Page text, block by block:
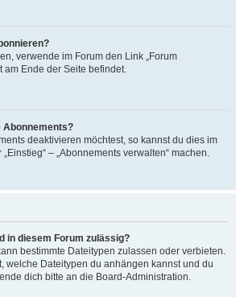
verwende im Forum den Link „Forum
am Ende der Seite befindet.
Abonnements?
deaktivieren möchtest, so kannst du dies im
– „Abonnements verwalten“ machen.
in diesem Forum zulässig?
bestimmte Dateitypen zulassen oder verbieten.
welche Dateitypen du anhängen kannst und du
dich bitte an die Board-Administration.